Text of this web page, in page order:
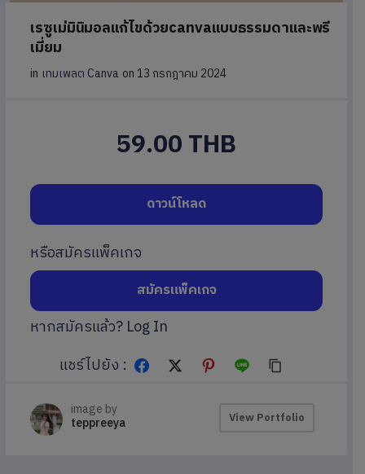
เรซูเม่มินิมอลแก้ไขด้วยcanvaแบบธรรมดาและพรี
เมี่ยม
in เทมเพลต Canva on 13 กรกฎาคม 2024
59.00 THB
ดาวน์โหลด
หรือสมัครแพ็คเกจ
สมัครแพ็คเกจ
หากสมัครแล้ว? Log In
แชร์ไปยัง :
image by
teppreeya View Portfolio